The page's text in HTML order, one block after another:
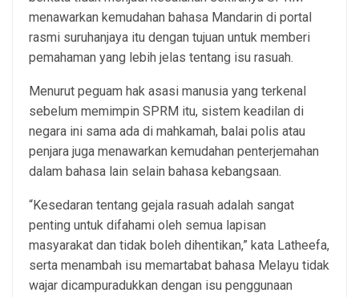
menawarkan kemudahan bahasa Mandarin di portal
rasmi suruhanjaya itu dengan tujuan untuk memberi
pemahaman yang lebih jelas tentang isu rasuah.
Menurut peguam hak asasi manusia yang terkenal
sebelum memimpin SPRM itu, sistem keadilan di
negara ini sama ada di mahkamah, balai polis atau
penjara juga menawarkan kemudahan penterjemahan
dalam bahasa lain selain bahasa kebangsaan.
“Kesedaran tentang gejala rasuah adalah sangat
penting untuk difahami oleh semua lapisan
masyarakat dan tidak boleh dihentikan,” kata Latheefa,
serta menambah isu memartabat bahasa Melayu tidak
wajar dicampuradukkan dengan isu penggunaan